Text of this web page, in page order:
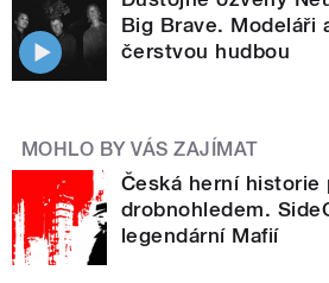
Big Brave. Modeláři
čerstvou hudbou
MOHLO BY VÁS ZAJÍMAT
Česká herní historie
drobnohledem.
legendární Mafií